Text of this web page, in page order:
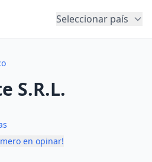
Seleccionar país
S.R.L.
en opinar!